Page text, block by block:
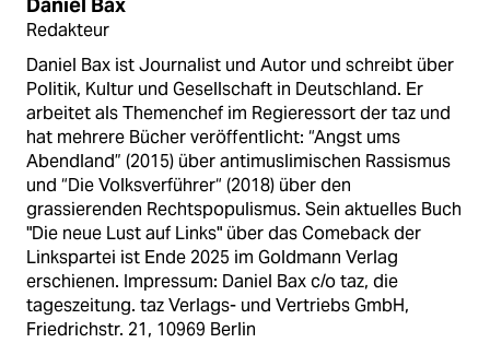
Daniel Bax
Redakteur
Daniel Bax ist Journalist und Autor und schreibt über
Politik, Kultur und Gesellschaft in Deutschland. Er
arbeitet als Themenchef im Regieressort der taz und
hat mehrere Bücher veröffentlicht: “Angst ums
Abendland” (2015) über antimuslimischen Rassismus
und “Die Volksverführer“ (2018) über den
grassierenden Rechtspopulismus. Sein aktuelles Buch
"Die neue Lust auf Links" über das Comeback der
Linkspartei ist Ende 2025 im Goldmann Verlag
erschienen. Impressum: Daniel Bax c/o taz, die
tageszeitung. taz Verlags- und Vertriebs GmbH,
Friedrichstr. 21, 10969 Berlin